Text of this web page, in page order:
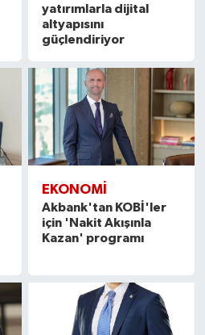
yatırımlarla dijital
altyapısını
güçlendiriyor
EKONOMI
Akbank'tan KOBİ'ler
için 'Nakit Akışınla
Kazan' programı